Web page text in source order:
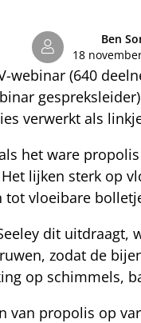
Ben
18
webinar (640
verwerkt als
het ware
lijken sterk op
tot vloeibare
dit
zodat de
op schimmels,
van propolis op